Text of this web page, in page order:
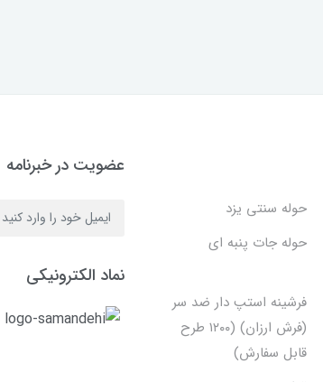
حوله سنتی یزد
حوله جات پنبه ای
فرشینه استپ دار ضد سر
(فرش ارزان) (۱۲۰۰ طرح
قابل سفارش)
عضویت در خبرنامه
نماد الکترونیکی